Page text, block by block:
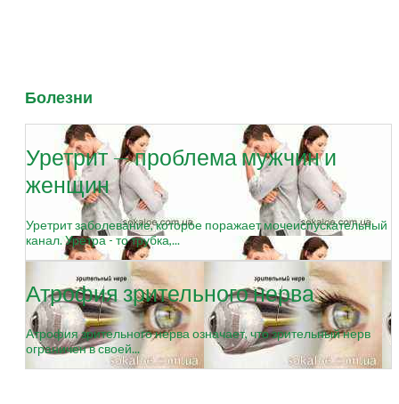
Болезни
Уретрит — проблема мужчин и
женщин
Уретрит заболевание, которое поражает мочеиспускательный
канал. Уретра - то трубка,...
Атрофия зрительного нерва
Атрофия зрительного нерва означает, что зрительный нерв
ограничен в своей...